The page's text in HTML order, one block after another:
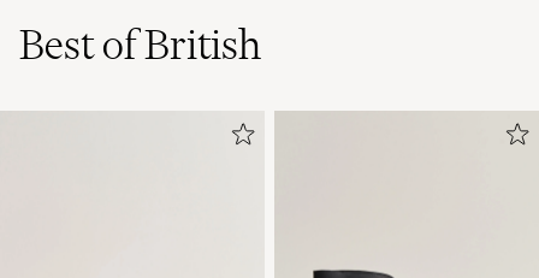
Best of British